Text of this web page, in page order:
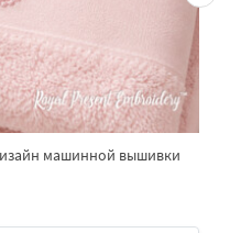
машинной вышивки